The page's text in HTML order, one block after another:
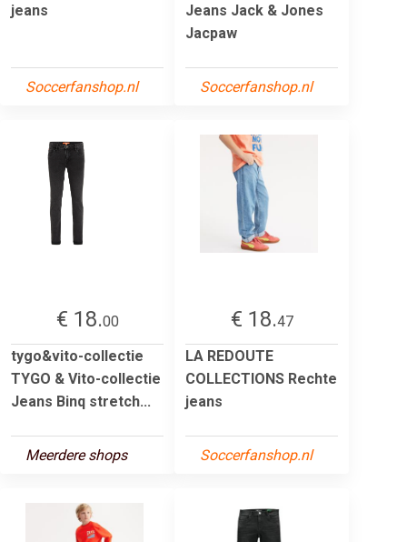
jeans
Soccerfanshop.nl
Jeans Jack & Jones
Jacpaw
Soccerfanshop.nl
€ 18.00
tygo&vito-collectie
TYGO & Vito-collectie
Jeans Binq stretch...
Meerdere shops
€ 18.47
LA REDOUTE
COLLECTIONS Rechte
jeans
Soccerfanshop.nl